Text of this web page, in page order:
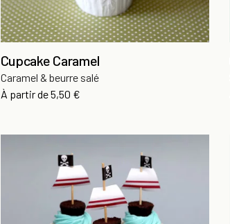
Cupcake Caramel
Caramel & beurre salé
À partir dePrix
5,50 €